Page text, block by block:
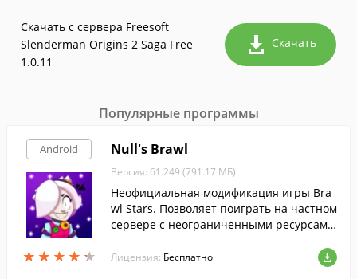
Скачать с сервера Freesoft
Slenderman Origins 2 Saga Free
1.0.11
Скачать
Популярные программы
Android
★ ★ ★ ★ ★
★ ★ ★ ★ ★
Null's Brawl
Версия: 61.249 (791.17 МБ)
Неофициальная модификация игры Bra
wl Stars. Позволяет поиграть на частном
сервере с неограниченными ресурсами,
лучить бан.
Лицензия: Бесплатно